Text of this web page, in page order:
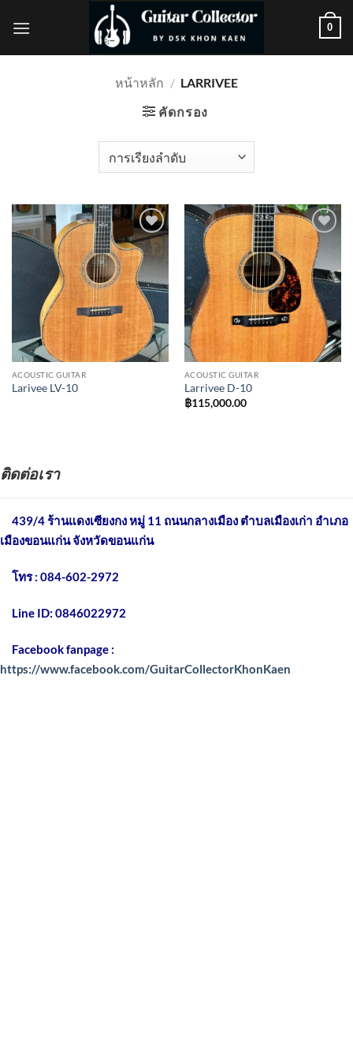
0
หน้าหลัก / LARRIVEE
คัดกรอง
Add to
wishlist
ACOUSTIC GUITAR
Larivee LV-10
Add to
wishlist
ACOUSTIC GUITAR
Larrivee D-10
฿115,000.00
ติดต่อเรา
439/4 ร้านแดงเซียงกง หมู่ 11 ถนนกลางเมือง ตำบลเมืองเก่า อำเภอ
เมืองขอนแก่น จังหวัดขอนแก่น
โทร : 084-602-2972
Line ID: 0846022972
Facebook fanpage :
https://www.facebook.com/GuitarCollectorKhonKaen